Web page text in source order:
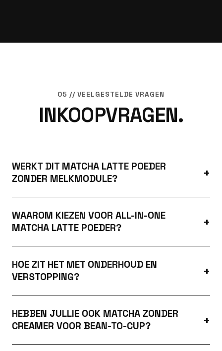
05 // VEELGESTELDE VRAGEN
INKOOPVRAGEN.
WERKT DIT MATCHA LATTE POEDER
ZONDER MELKMODULE?
WAAROM KIEZEN VOOR ALL-IN-ONE
MATCHA LATTE POEDER?
HOE ZIT HET MET ONDERHOUD EN
VERSTOPPING?
HEBBEN JULLIE OOK MATCHA ZONDER
CREAMER VOOR BEAN-TO-CUP?